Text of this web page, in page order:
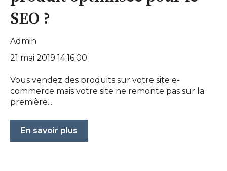
SEO ?
Admin
21 mai 2019 14:16:00
Vous vendez des produits sur votre site e-
commerce mais votre site ne remonte pas sur la
première...
En savoir plus